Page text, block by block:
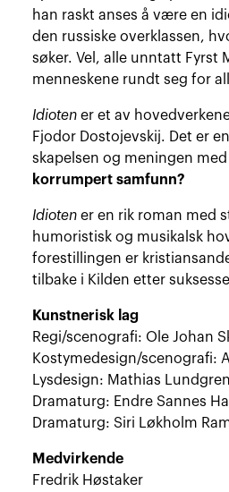
han raskt anses å være en
den russiske overklassen,
søker. Vel, alle unntatt Fyrst
menneskene rundt seg for
Idioten er et av
Fjodor Dostojevskij. Det er
skapelsen og meningen
korrumpert samfunn?
Idioten er en rik roman med
humoristisk og musikalsk
forestillingen er
tilbake i Kilden etter
Kunstnerisk lag
Regi/scenografi: Ole Johan
Kostymedesign/scenografi:
Lysdesign: Mathias Lundgren
Dramaturg: Endre Sannes
Dramaturg: Siri Løkholm
Medvirkende
Fredrik Høstaker